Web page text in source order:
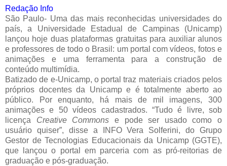
Redação Info
São Paulo- Uma das mais reconhecidas universidades do
país, a Universidade Estadual de Campinas (Unicamp)
lançou hoje duas plataformas gratuitas para auxiliar alunos
e professores de todo o Brasil: um portal com vídeos, fotos e
animações e uma ferramenta para a construção de
conteúdo multimídia.
Batizado de e-Unicamp, o portal traz materiais criados pelos
próprios docentes da Unicamp e é totalmente aberto ao
público. Por enquanto, há mais de mil imagens, 300
animações e 50 vídeos cadastrados. “Tudo é livre, sob
licença Creative Commons e pode ser usado como o
usuário quiser”, disse a INFO Vera Solferini, do Grupo
Gestor de Tecnologias Educacionais da Unicamp (GGTE),
que lançou o portal em parceria com as pró-reitorias de
graduação e pós-graduação.